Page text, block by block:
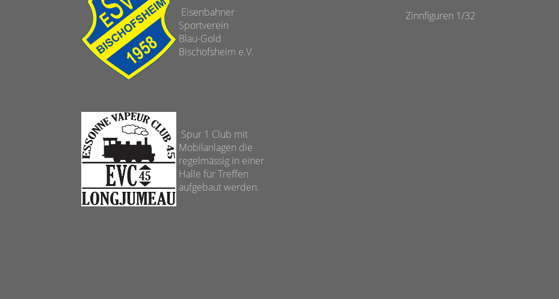
Eisenbahner
Sportverein
Blau-Gold
Bischofsheim e.V.
Spur 1 Club mit
Mobilanlagen die
regelmässig in einer
Halle für Treffen
aufgebaut werden.
Zinnfiguren 1/32